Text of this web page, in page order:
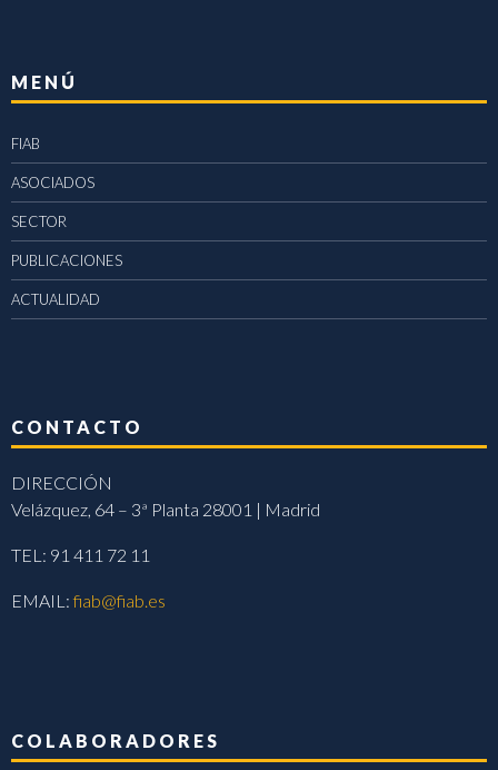
MENÚ
FIAB
ASOCIADOS
SECTOR
PUBLICACIONES
ACTUALIDAD
CONTACTO
DIRECCIÓN
Velázquez, 64 – 3ª Planta 28001 | Madrid
TEL: 91 411 72 11
EMAIL:fiab@fiab.es
COLABORADORES